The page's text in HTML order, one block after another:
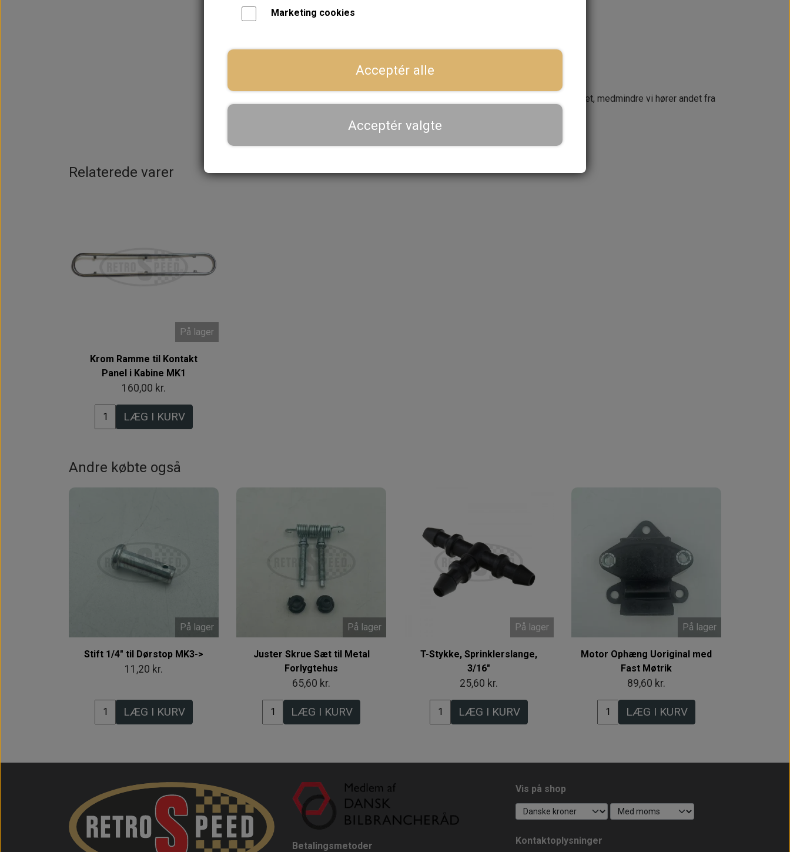
Dansk webshop, kundeservice og lager
Hurtig levering - sendes ofte samme dag og leveres næste dag
Se aktuel leveringstid på varen - vi afsender altid hele din ordre samlet, medmindre vi hører andet fra
Priser er inkl. moms
Relaterede varer
På lager
Krom Ramme til Kontakt
Panel i Kabine MK1
160,00 kr.
LÆG I KURV
Andre købte også
På lager
Stift 1/4" til Dørstop MK3->
11,20 kr.
LÆG I KURV
På lager
Juster Skrue Sæt til Metal
Forlygtehus
65,60 kr.
LÆG I KURV
På lager
T-Stykke, Sprinklerslange,
3/16"
25,60 kr.
LÆG I KURV
På lager
Motor Ophæng Uoriginal med
Fast Møtrik
89,60 kr.
LÆG I KURV
Betalingsmetoder
Vis på shop
Kontaktoplysninger
Marketing cookies
Acceptér alle
Acceptér valgte